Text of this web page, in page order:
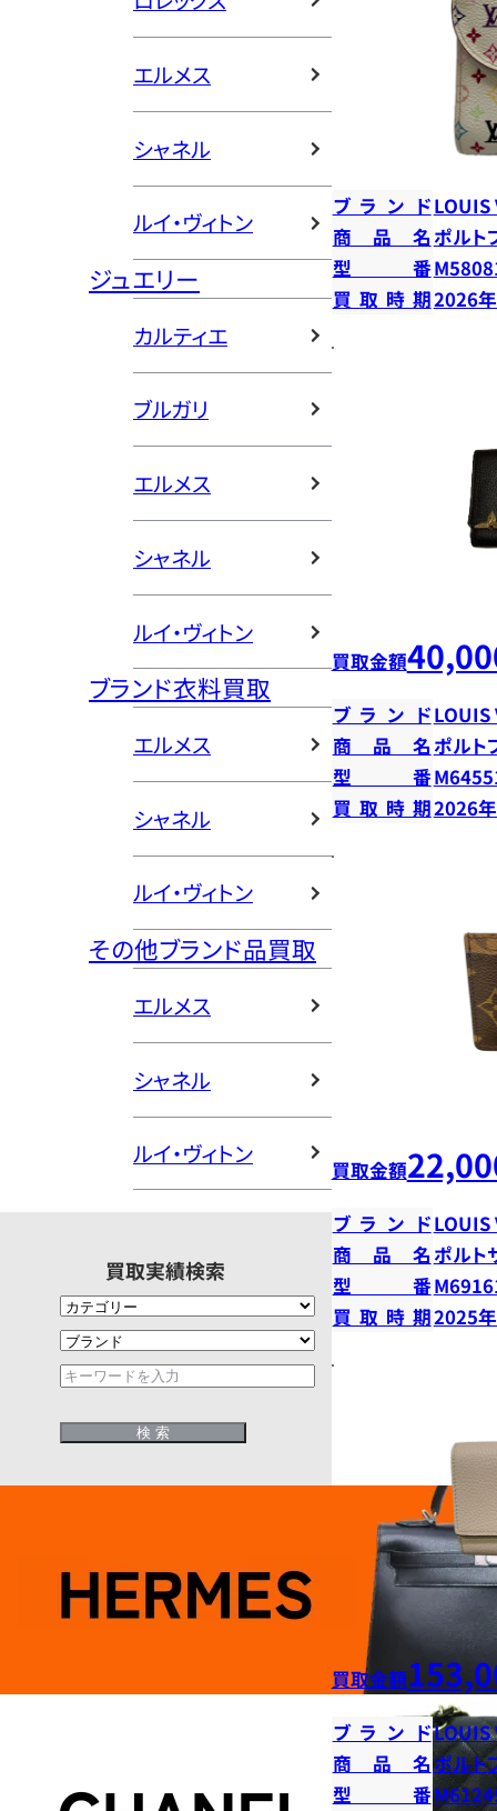
エルメス
シャネル
ルイ・ヴィトン
ジュエリー
カルティエ
ブルガリ
エルメス
シャネル
ルイ・ヴィトン
ブランド衣料買取
エルメス
シャネル
ルイ・ヴィトン
その他ブランド品買取
エルメス
シャネル
ルイ・ヴィトン
買取実績検索
ブランドLOUIS
商品名ポルト
型番
買取時期2026
買取金額
ブランドLOUIS
商品名ポルト
型番
買取時期2026
買取金額
ブランドLOUIS
商品名ポルト
型番
買取時期2025
買取金額
ブランドLOUIS
商品名ポルト
型番